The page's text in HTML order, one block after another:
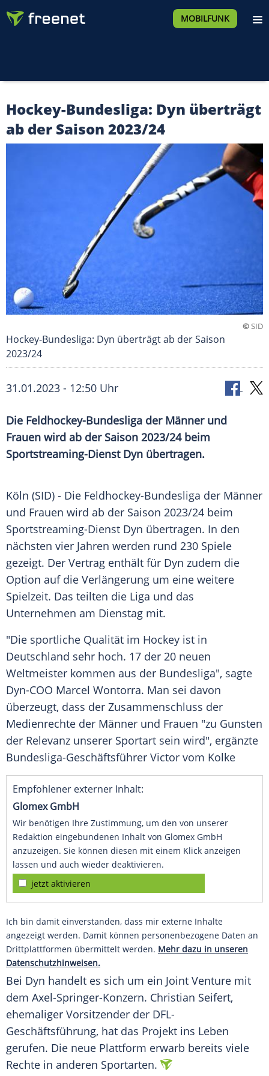
MOBILFUNK
Hockey-Bundesliga: Dyn überträgt
ab der Saison 2023/24
©SID
Hockey-Bundesliga: Dyn überträgt ab der Saison
2023/24
31.01.2023 - 12:50 Uhr
Die Feldhockey-Bundesliga der Männer und
Frauen wird ab der Saison 2023/24 beim
Sportstreaming-Dienst Dyn übertragen.
Köln (SID) - Die Feldhockey-Bundesliga der Männer
und Frauen wird ab der Saison 2023/24 beim
Sportstreaming-Dienst Dyn übertragen. In den
nächsten vier Jahren werden rund 230 Spiele
gezeigt. Der Vertrag enthält für Dyn zudem die
Option auf die Verlängerung um eine weitere
Spielzeit. Das teilten die Liga und das
Unternehmen am Dienstag mit.
"Die sportliche Qualität im Hockey ist in
Deutschland sehr hoch. 17 der 20 neuen
Weltmeister kommen aus der Bundesliga", sagte
Dyn-COO Marcel Wontorra. Man sei davon
überzeugt, dass der Zusammenschluss der
Medienrechte der Männer und Frauen "zu Gunsten
der Relevanz unserer Sportart sein wird", ergänzte
Bundesliga-Geschäftsführer Victor vom Kolke
Empfohlener externer Inhalt:
Glomex GmbH
Wir benötigen Ihre Zustimmung, um den von unserer
Redaktion eingebundenen Inhalt von Glomex GmbH
anzuzeigen. Sie können diesen mit einem Klick anzeigen
lassen und auch wieder deaktivieren.
jetzt aktivieren
Ich bin damit einverstanden, dass mir externe Inhalte
angezeigt werden. Damit können personenbezogene Daten an
Drittplattformen übermittelt werden. Mehr dazu in unseren
Datenschutzhinweisen.
Bei Dyn handelt es sich um ein Joint Venture mit
dem Axel-Springer-Konzern. Christian Seifert,
ehemaliger Vorsitzender der DFL-
Geschäftsführung, hat das Projekt ins Leben
gerufen. Die neue Plattform erwarb bereits viele
Rechte in anderen Sportarten.